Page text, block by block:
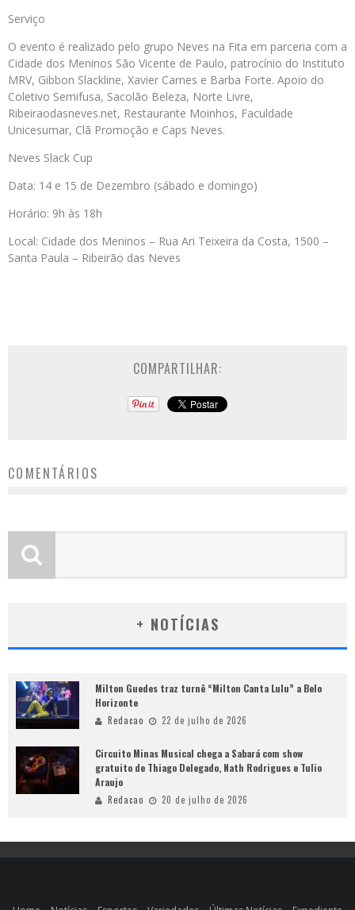
Serviço
O evento é realizado pelo grupo Neves na Fita em parceria com a
Cidade dos Meninos São Vicente de Paulo, patrocínio do Instituto
MRV, Gibbon Slackline, Xavier Carnes e Barba Forte. Apoio do
Coletivo Semifusa, Sacolão Beleza, Norte Livre,
Ribeiraodasneves.net, Restaurante Moinhos, Faculdade
Unicesumar, Clã Promoção e Caps Neves.
Neves Slack Cup
Data: 14 e 15 de Dezembro (sábado e domingo)
Horário: 9h às 18h
Local: Cidade dos Meninos – Rua Ari Teixeira da Costa, 1500 –
Santa Paula – Ribeirão das Neves
COMPARTILHAR:
COMENTÁRIOS
+ NOTÍCIAS
Milton Guedes traz turnê “Milton Canta Lulu” a Belo
Horizonte
Redacao 22 de julho de 2026
Circuito Minas Musical chega a Sabará com show
gratuito de Thiago Delegado, Nath Rodrigues e Tulio
Araujo
Redacao 20 de julho de 2026